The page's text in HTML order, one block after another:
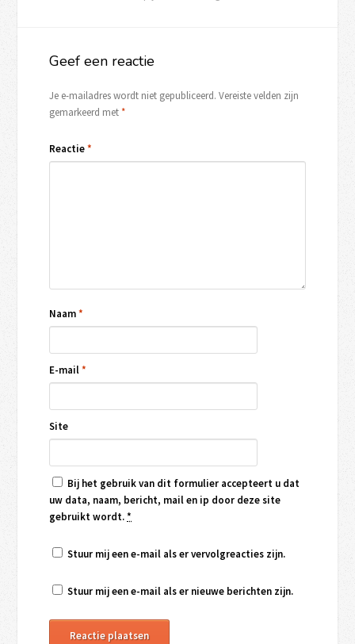
Geef een reactie
Je e-mailadres wordt niet gepubliceerd. Vereiste velden zijn
gemarkeerd met*
Reactie*
Naam*
E-mail*
Site
Bij het gebruik van dit formulier accepteert u dat
uw data, naam, bericht, mail en ip door deze site
gebruikt wordt.*
Stuur mij een e-mail als er vervolgreacties zijn.
Stuur mij een e-mail als er nieuwe berichten zijn.